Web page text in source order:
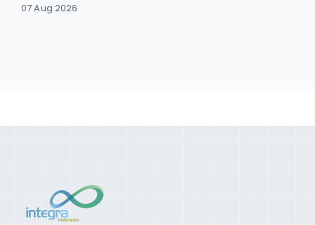
07 Aug 2026